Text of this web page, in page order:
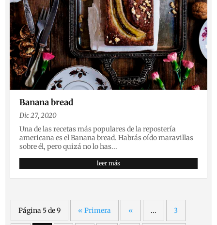
Banana bread
Dic 27, 2020
Una de las recetas más populares de la repostería
americana es el Banana bread. Habrás oído maravillas
sobre él, pero quizá no lo has...
leer más
Página 5 de 9 « Primera « ... 3